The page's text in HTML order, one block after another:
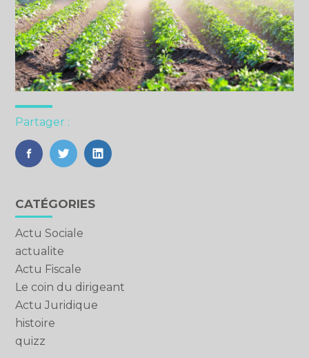
Partager :
FaceBook
TwitterLinkedIn
Blog
sidebar
CATÉGORIES
Actu Sociale
actualite
Actu Fiscale
Le coin du dirigeant
Actu Juridique
histoire
quizz